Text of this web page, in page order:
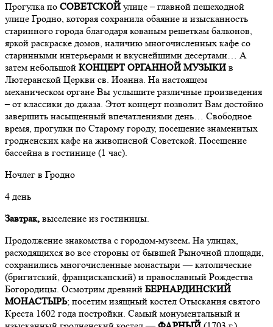
Прогулка по СОВЕТСКОЙ улице – главной пешеходной
улице Гродно, которая сохранила обаяние и изысканность
старинного города благодаря кованым решеткам балконов,
яркой раскраске домов, наличию многочисленных кафе со
старинными интерьерами и вкуснейшими десертами… А
затем небольшой КОНЦЕРТ ОРГАННОЙ МУЗЫКИ в
Лютеранской Церкви св. Иоанна. На настоящем
механическом органе Вы услышите различные произведения
– от классики до джаза. Этот концерт позволит Вам достойно
завершить насыщенный впечатлениями день… Свободное
время, прогулки по Старому городу, посещение знаменитых
гродненских кафе на живописной Советской. Посещение
бассейна в гостинице (1 час).
Ночлег в Гродно
4 день
Завтрак, выселение из гостиницы.
Продолжение знакомства с городом-музеем. На улицах,
расходящихся во все стороны от бывшей Рыночной площади,
сохранились многочисленные монастыри — католические
(бригитский, францисканский) и православный Рождества
Богородицы. Осмотрим древний БЕРНАРДИНСКИЙ
МОНАСТЫРЬ; посетим изящный костел Отыскания святого
Креста 1602 года постройки. Самый монументальный и